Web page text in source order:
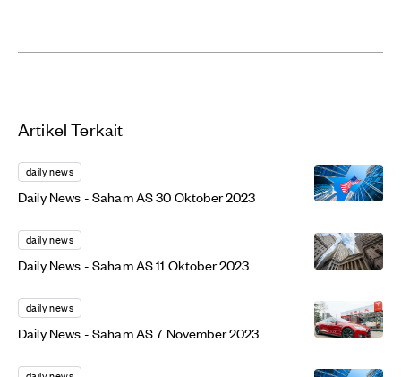
Artikel Terkait
daily news
Daily News - Saham AS 30 Oktober 2023
daily news
Daily News - Saham AS 11 Oktober 2023
daily news
Daily News - Saham AS 7 November 2023